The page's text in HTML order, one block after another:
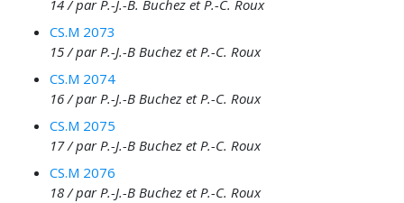
14 / par P.-J.-B. Buchez et P.-C. Roux
CS.M 2073
15 / par P.-J.-B Buchez et P.-C. Roux
CS.M 2074
16 / par P.-J.-B Buchez et P.-C. Roux
CS.M 2075
17 / par P.-J.-B Buchez et P.-C. Roux
CS.M 2076
18 / par P.-J.-B Buchez et P.-C. Roux